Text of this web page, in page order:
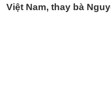
Việt Nam, thay bà